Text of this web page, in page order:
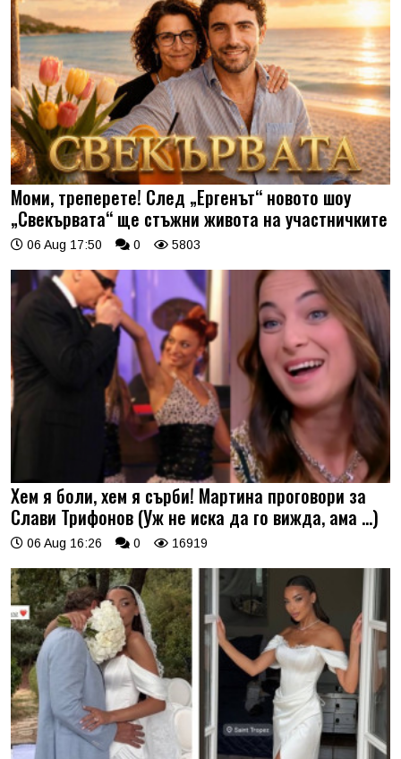
Моми, треперете! След „Ергенът“ новото шоу
„Свекървата“ ще стъжни живота на участничките
06 Aug 17:50 0 5803
Хем я боли, хем я сърби! Мартина проговори за
Слави Трифонов (Уж не иска да го вижда, ама …)
06 Aug 16:26 0 16919